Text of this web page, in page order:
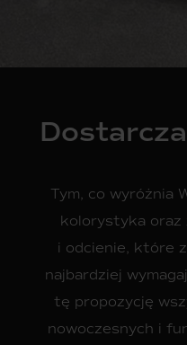
Tym, co wyróżnia
kolorystyka
i odcienie, które
najbardziej
tę propozycję
nowoczesnych i